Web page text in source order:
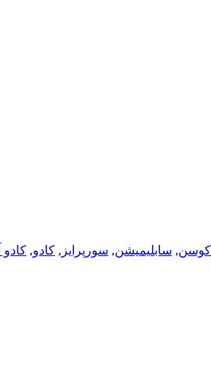
, سابلیمیشن, سورپرایز , کادو, کادو